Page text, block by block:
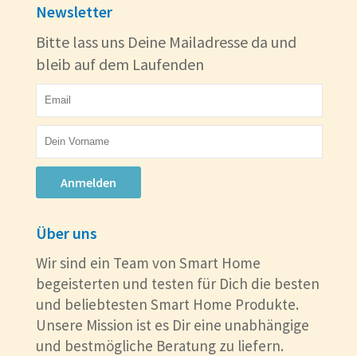
Newsletter
Bitte lass uns Deine Mailadresse da und
bleib auf dem Laufenden
Anmelden
Über uns
Wir sind ein Team von Smart Home
begeisterten und testen für Dich die besten
und beliebtesten Smart Home Produkte.
Unsere Mission ist es Dir eine unabhängige
und bestmögliche Beratung zu liefern.